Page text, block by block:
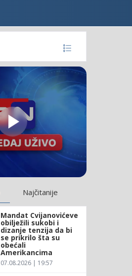
Najčitanije
Mandat Cvijanovićeve
obilježili sukobi i
dizanje tenzija da bi
se prikrilo šta su
obećali
Amerikancima
07.08.2026 | 19:57